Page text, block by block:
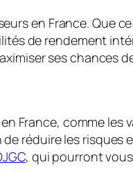
en France. Que
de rendement
ses chances
France, comme
réduire les
, qui pourront